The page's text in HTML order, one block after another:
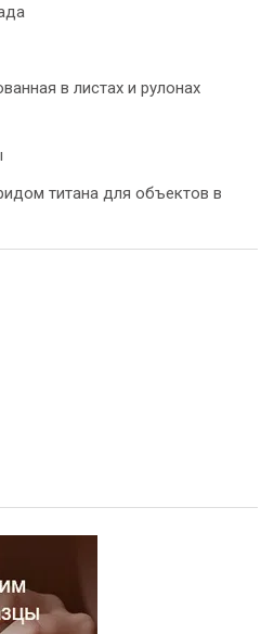
в листах и рулонах
титана для объектов в